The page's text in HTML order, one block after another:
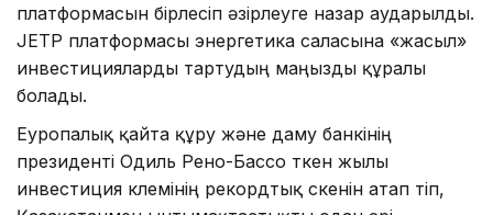
платформасын бірлесіп әзірлеуге назар аударылды.
JETP платформасы энергетика саласына «жасыл»
инвестицияларды тартудың маңызды құралы
болады.
Еуропалық қайта құру және даму банкінің
президенті Одиль Рено-Бассо өткен жылы
инвестиция көлемінің рекордтық өскенін атап өтіп,